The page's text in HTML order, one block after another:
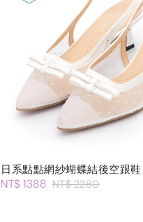
日系點點網紗蝴蝶結後空跟鞋
NT$ 1388 NT$ 2280